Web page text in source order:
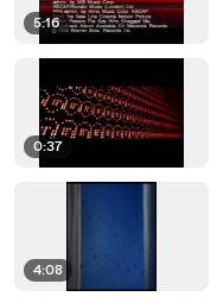
5:16
0:37
4:08